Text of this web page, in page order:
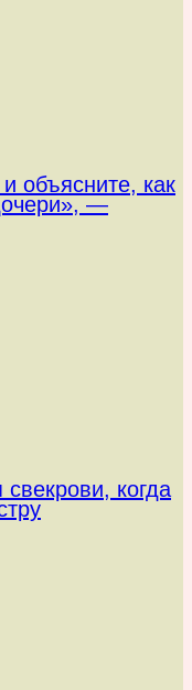
объясните, как
—
когда